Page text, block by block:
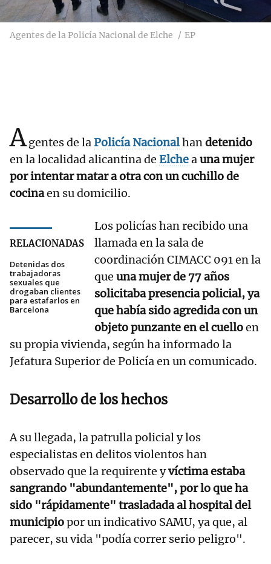
Agentes de la Policía Nacional de Elche EP
Agentes de laPolicía Nacionalhandetenido
en la localidad alicantina de Elcheauna mujer
por intentar matar a otra con un cuchillo de
cocinaen su domicilio.
RELACIONADAS
Detenidas dos
trabajadoras
sexuales que
drogaban clientes
para estafarlos en
Barcelona
Los policías han recibido una
llamada en la sala de
coordinación CIMACC 091 en la
que una mujer de 77 años
solicitaba presencia policial, ya
que había sido agredida con un
objeto punzante en el cuelloen
su propia vivienda, según ha informado la
Jefatura Superior de Policía en un comunicado.
Desarrollo de los hechos
A su llegada, la patrulla policial y los
especialistas en delitos violentos han
observado que la requirente yvíctima estaba
sangrando "abundantemente", por lo que ha
sido "rápidamente" trasladada al hospital del
municipiopor un indicativo SAMU, ya que, al
parecer, su vida "podía correr serio peligro".